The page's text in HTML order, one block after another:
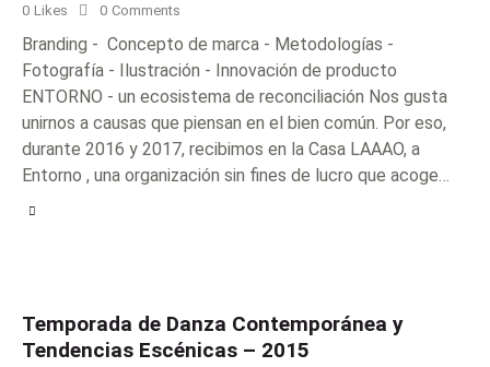
0 Likes 0 Comments
Branding - Concepto de marca - Metodologías -
Fotografía - Ilustración - Innovación de producto
ENTORNO - un ecosistema de reconciliación Nos gusta
unirnos a causas que piensan en el bien común. Por eso,
durante 2016 y 2017, recibimos en la Casa LAAAO, a
Entorno , una organización sin fines de lucro que acoge…
Temporada de Danza Contemporánea y
Tendencias Escénicas – 2015